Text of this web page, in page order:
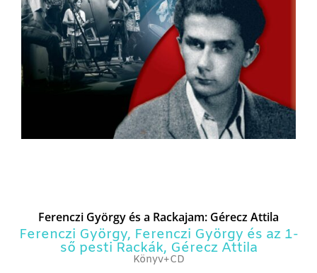
Ferenczi György és a Rackajam: Gérecz Attila
Ferenczi György, Ferenczi György és az 1-
ső pesti Rackák, Gérecz Attila
Könyv+CD